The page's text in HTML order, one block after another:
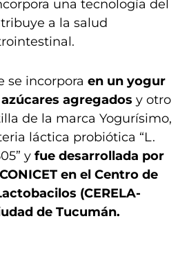
una tecnología del
a la salud
se incorpora en un yogur
agregados y otro
de la marca Yogurísimo,
láctica probiótica “L.
y fue desarrollada por
en el Centro de
(CERELA-
de Tucumán.